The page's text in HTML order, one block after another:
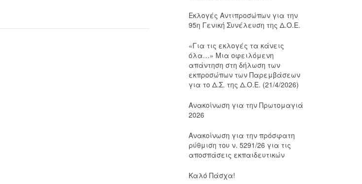
Εκλογές Αντιπροσώπων για την
95η Γενική Συνέλευση της Δ.Ο.Ε.
«Για τις εκλογές τα κάνεις
όλα…» Μια οφειλόμενη
απάντηση στη δήλωση των
εκπροσώπων των Παρεμβάσεων
για το Δ.Σ. της Δ.Ο.Ε. (21/4/2026)
Ανακοίνωση για την Πρωτομαγιά
2026
Ανακοίνωση για την πρόσφατη
ρύθμιση του ν. 5291/26 για τις
αποσπάσεις εκπαιδευτικών
Καλό Πάσχα!